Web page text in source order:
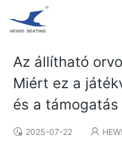
Az állítható
Miért ez a
és a
2025-07-22